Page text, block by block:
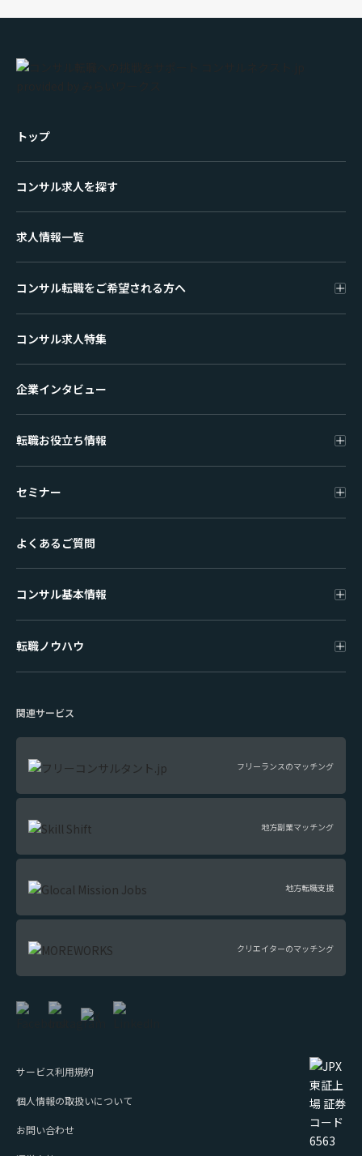
トップ
コンサル求人を探す
求人情報一覧
コンサル転職をご希望される方へ
コンサル求人特集
企業インタビュー
転職お役立ち情報
セミナー
よくあるご質問
コンサル基本情報
転職ノウハウ
関連サービス
フリーランスのマッチング
地方副業マッチング
地方転職支援
クリエイターのマッチング
サービス利用規約
個人情報の取扱いについて
お問い合わせ